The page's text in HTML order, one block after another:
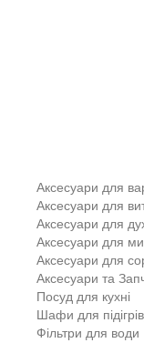
Аксесуари для
Аксесуари для
Аксесуари для
Аксесуари для
Аксесуари для
Аксесуари та
Посуд для кухні
Шафи для
Фільтри для води